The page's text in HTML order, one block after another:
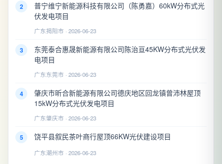
2
普宁维宁新能源科技有限公司（陈勇嘉）60kW分布式光
伏发电项目
广东揭阳市 · 2026-06-23
3
东莞泰合惠晟新能源有限公司陈治亘45KW分布式光伏发
电项目
广东东莞市 · 2026-06-23
4
肇庆市昕合新能源有限公司德庆地区回龙镇曾沛林屋顶
15kW分布式光伏发电项目
广东肇庆市 · 2026-06-23
5 饶平县叙民茶叶商行屋顶66KW光伏建设项目
广东潮州市 · 2026-06-23